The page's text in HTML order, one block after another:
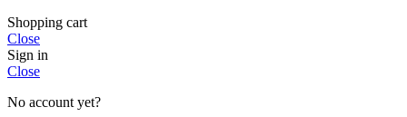
Shopping cart
Close
Sign in
Close
No account yet?